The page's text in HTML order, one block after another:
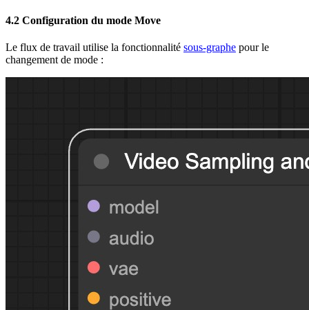
4.2 Configuration du mode Move
Le flux de travail utilise la fonctionnalité sous-graphe pour le
changement de mode :